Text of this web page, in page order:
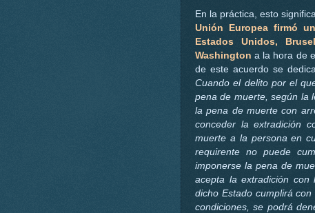
En la práctica, esto
Unión Europea firmó
Estados Unidos,
Washington a la hora de
de este acuerdo se
Cuando el delito por el
pena de muerte, según la
la pena de muerte con
conceder la extradición
muerte a la persona en
requirente no puede
imponerse la pena de
acepta la extradición con
dicho Estado cumplirá
condiciones, se podrá